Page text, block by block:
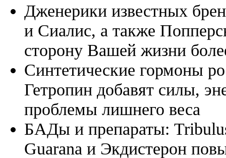
Дженерики известных
и Сиалис, а также
сторону Вашей жизни
Синтетические гормоны
Гетропин добавят силы,
проблемы лишнего веса
БАДы и препараты:
Guarana и Экдистерон